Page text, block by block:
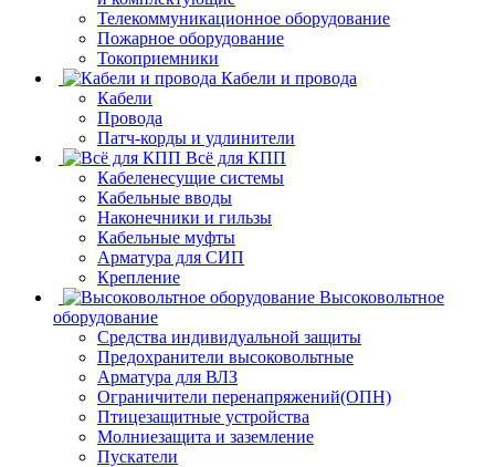
Телекоммуникационное оборудование
Пожарное оборудование
Токоприемники
Кабели и провода
Кабели
Провода
Патч-корды и удлинители
Всё для КПП
Кабеленесущие системы
Кабельные вводы
Наконечники и гильзы
Кабельные муфты
Арматура для СИП
Крепление
Высоковольтное
оборудование
Средства индивидуальной защиты
Предохранители высоковольтные
Арматура для ВЛЗ
Ограничители перенапряжений(ОПН)
Птицезащитные устройства
Молниезащита и заземление
Пускатели